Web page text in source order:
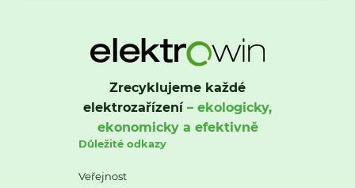
Zrecyklujeme každé
elektrozařízení– ekologicky,
ekonomicky a efektivně
Důležité odkazy
Veřejnost